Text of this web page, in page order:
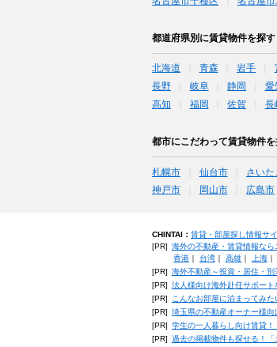
都道府県別に賃貸物件を探す
北海道 青森 岩手
長野
岐阜 静岡 愛
高知
福岡 佐賀 長
都市にこだわって賃貸物件を
札幌市 仙台市 さいた
神戸市
岡山市 広島市
CHINTAI： 賃貸・部屋探し情報サ
[PR] 海外の不動産・賃貸情報なら
香港｜ 台湾｜ 高雄｜ 上海｜
[PR] 海外不動産～投資・居住・別
[PR] 法人様向け海外赴任サポート
[PR]
こんなお部屋に泊まってみ
[PR] 埼玉県の不動産オーナー様
[PR] 学生の一人暮らし向け賃貸！
[PR] 過去の掲載物件も探せる！「